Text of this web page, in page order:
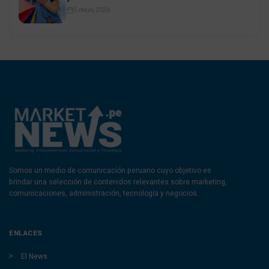
5 mayo, 2026
Somos un medio de comunicación peruano cuyo objetivo es
brindar una selección de contenidos relevantes sobre marketing,
comunicaciones, administración, tecnología y negocios.
ENLACES
El News